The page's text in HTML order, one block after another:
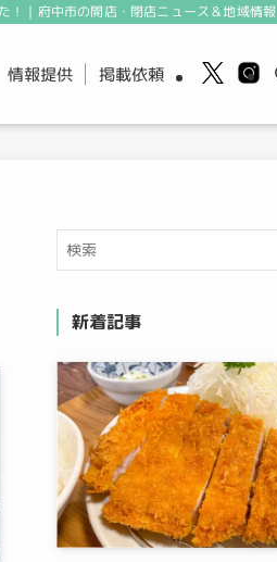
！｜府中市の開店・閉店ニュース＆地域情報
情報提供 掲載依頼
新着記事